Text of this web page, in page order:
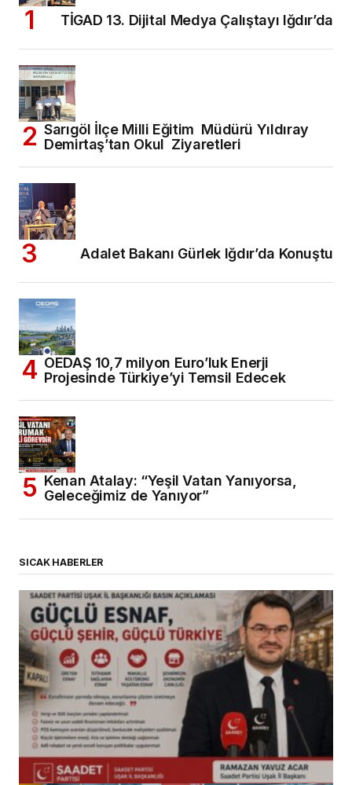
TİGAD 13. Dijital Medya Çalıştayı Iğdır’da
Sarıgöl İlçe Milli Eğitim Müdürü Yıldıray
Demirtaş’tan Okul Ziyaretleri
Adalet Bakanı Gürlek Iğdır’da Konuştu
OEDAŞ 10,7 milyon Euro’luk Enerji
Projesinde Türkiye’yi Temsil Edecek
Kenan Atalay: “Yeşil Vatan Yanıyorsa,
Geleceğimiz de Yanıyor”
SICAK HABERLER
(başlıksız)
Alaattin Karahan tarafından 14/07/2026